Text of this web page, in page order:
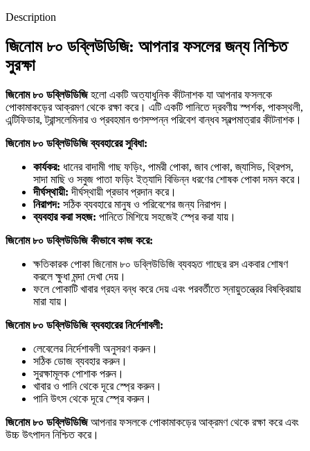
Description
জিনোম ৮০ ডব্লিউডিজি: আপনার ফসলের জন্য নিশ্চিত
সুরক্ষা
জিনোম ৮০ ডব্লিউডিজিহলো একটি অত্যাধুনিক কীটনাশক যা আপনার ফসলকে
পোকামাকড়ের আক্রমণ থেকে রক্ষা করে। এটি একটি পানিতে দ্রবণীয় স্পর্শক, পাকস্থলী,
এন্টিফিডার, ট্রান্সলেমিনার ও প্রবহমান গুণসম্পন্ন পরিবেশ বান্ধব স্বল্পমাত্রার কীটনাশক।
জিনোম ৮০ ডব্লিউডিজি ব্যবহারের সুবিধা:
কার্যকর: ধানের বাদামী গাছ ফড়িং, পামরী পোকা, জাব পোকা, জ্যাসিড, থ্রিপস,
সাদা মাছি ও সবুজ পাতা ফড়িং ইত্যাদি বিভিন্ন ধরণের শোষক পোকা দমন করে।
দীর্ঘস্থায়ী: দীর্ঘস্থায়ী প্রভাব প্রদান করে।
নিরাপদ: সঠিক ব্যবহারে মানুষ ও পরিবেশের জন্য নিরাপদ।
ব্যবহার করা সহজ: পানিতে মিশিয়ে সহজেই স্প্রে করা যায়।
জিনোম ৮০ ডব্লিউডিজি কীভাবে কাজ করে:
ক্ষতিকারক পোকা জিনোম ৮০ ডব্লিউডিজি ব্যবহৃত গাছের রস একবার শোষণ
করলে ক্ষুধা মন্দা দেখা দেয়।
ফলে পোকাটি খাবার গ্রহন বন্ধ করে দেয় এবং পরবর্তীতে স্নায়ুতন্ত্রের বিষক্রিয়ায়
মারা যায়।
জিনোম ৮০ ডব্লিউডিজি ব্যবহারের নির্দেশাবলী:
লেবেলের নির্দেশাবলী অনুসরণ করুন।
সঠিক ডোজ ব্যবহার করুন।
সুরক্ষামূলক পোশাক পরুন।
খাবার ও পানি থেকে দূরে স্প্রে করুন।
পানি উৎস থেকে দূরে স্প্রে করুন।
জিনোম ৮০ ডব্লিউডিজিআপনার ফসলকে পোকামাকড়ের আক্রমণ থেকে রক্ষা করে এবং
উচ্চ উৎপাদন নিশ্চিত করে।